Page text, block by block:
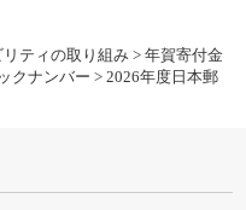
ティの取り組み> 年賀寄付金
クナンバー > 2026年度日本郵